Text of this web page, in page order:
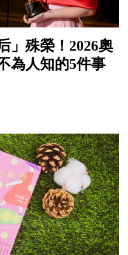
」殊榮！2026奧
為人知的5件事